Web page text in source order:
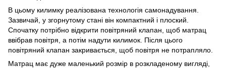
В цьому килимку реалізована технологія самонадування.
Зазвичай, у згорнутому стані він компактний і плоский.
Спочатку потрібно відкрити повітряний клапан, щоб матрац
ввібрав повітря, а потім надути килимок. Після цього
повітряний клапан закривається, щоб повітря не потрапляло.
Матрац має дуже маленький розмір в розкладеному вигляді,